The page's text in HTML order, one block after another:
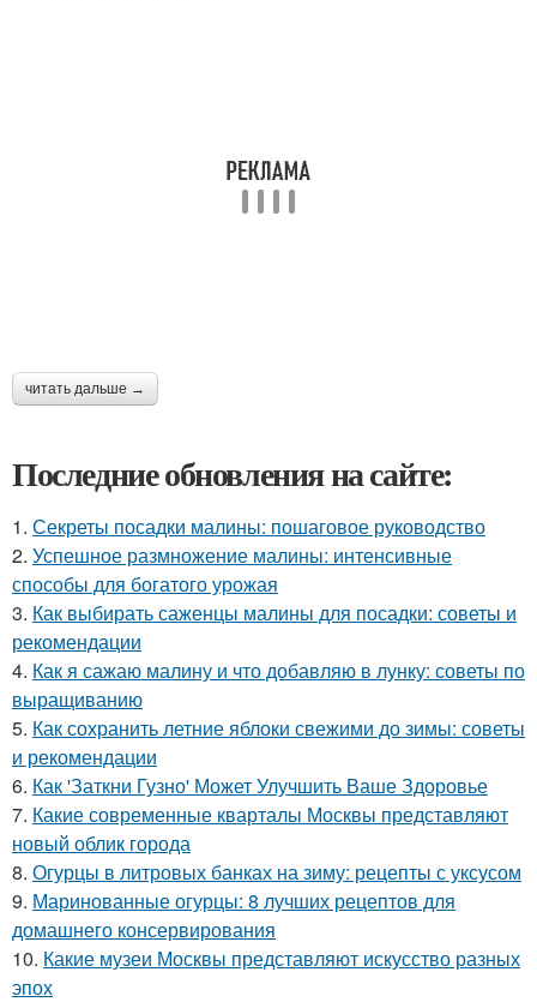
читать дальше →
Последние обновления на сайте:
1. Секреты посадки малины: пошаговое руководство
2. Успешное размножение малины: интенсивные
способы для богатого урожая
3. Как выбирать саженцы малины для посадки: советы и
рекомендации
4. Как я сажаю малину и что добавляю в лунку: советы по
выращиванию
5. Как сохранить летние яблоки свежими до зимы: советы
и рекомендации
6. Как 'Заткни Гузно' Может Улучшить Ваше Здоровье
7. Какие современные кварталы Москвы представляют
новый облик города
8. Огурцы в литровых банках на зиму: рецепты с уксусом
9. Маринованные огурцы: 8 лучших рецептов для
домашнего консервирования
10. Какие музеи Москвы представляют искусство разных
эпох